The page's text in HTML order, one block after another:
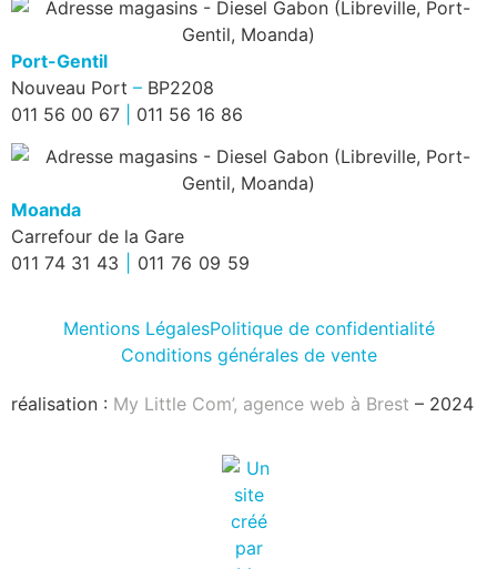
Port-Gentil
Nouveau Port – BP2208
011 56 00 67
011 56 16 86
Moanda
Carrefour de la Gare
011 74 31 43
011 76 09 59
Mentions LégalesPolitique de confidentialité
Conditions générales de vente
réalisation : My Little Com’, agence web à Brest – 2024